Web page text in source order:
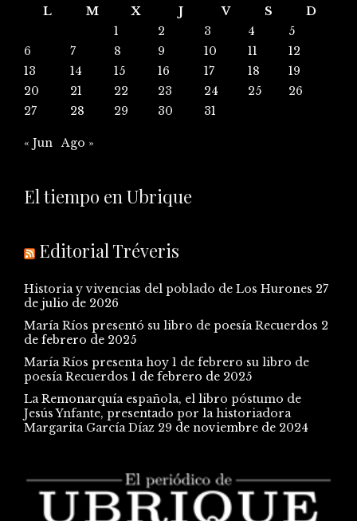
L
M X J V S
D
1
2 3 4
5
6
7 8 9 10 11
12
13
14 15 16 17 18
19
20
21 22 23 24 25
26
27
28 29 30 31
« Jun Ago »
El tiempo en Ubrique
Editorial Tréveris
Historia y vivencias del poblado de Los Hurones 27
de julio de 2026
María Ríos presentó su libro de poesía Recuerdos 2
de febrero de 2025
María Ríos presenta hoy 1 de febrero su libro de
poesía Recuerdos 1 de febrero de 2025
La Remonarquía española, el libro póstumo de
Jesús Ynfante, presentado por la historiadora
Margarita García Díaz 29 de noviembre de 2024